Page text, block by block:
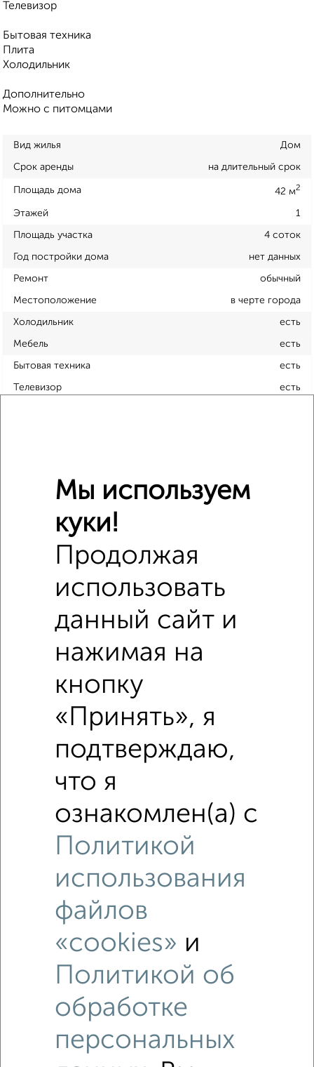
Телевизор
Бытовая техника
Плита
Холодильник
Дополнительно
Можно с питомцами
Вид жилья Дом
Срок аренды на длительный срок
Площадь дома 42 м2
Этажей 1
Площадь участка 4 соток
Год постройки дома нет данных
Ремонт обычный
Местоположение в черте города
Холодильник есть
Мебель есть
Бытовая техника есть
Телевизор есть
Поликлиники
Продукты
Банкоматы
Аптеки
Дома недалеко от Таёжная
Мы используем
куки!
Продолжая
использовать
данный сайт и
нажимая на
кнопку
«Принять», я
подтверждаю,
что я
ознакомлен(а) с
Политикой
использования
файлов
«cookies» и
Политикой об
обработке
персональных